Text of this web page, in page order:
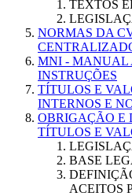
TEXTOS
NORMAS DA
MNI - MANUAL
INSTRUÇÕES
TÍTULOS E
INTERNOS E
OBRIGAÇÃO E
TÍTULOS E
BASE
ACEITOS